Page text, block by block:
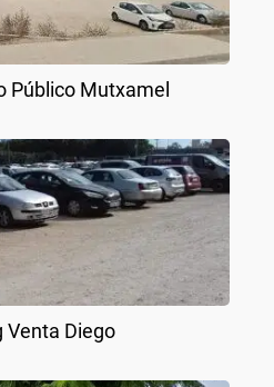
Público Mutxamel
Venta Diego